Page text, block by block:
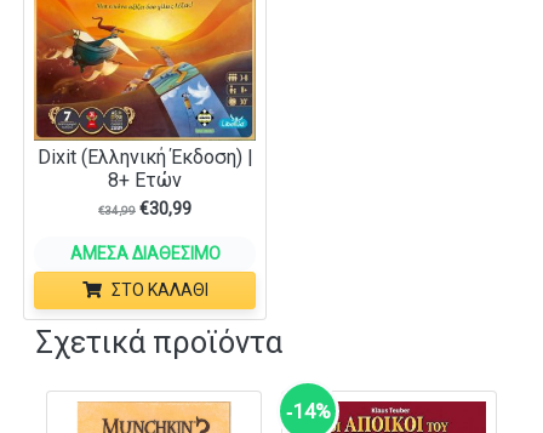
Dixit (Ελληνική Έκδοση) |
8+ Ετών
€34,99 €30,99
ΆΜΕΣΑ ΔΙΑΘΈΣΙΜΟ
ΣΤΟ ΚΑΛΆΘΙ
Σχετικά προϊόντα
‑14%